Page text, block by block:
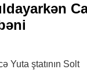
Yuta ştatının Solt